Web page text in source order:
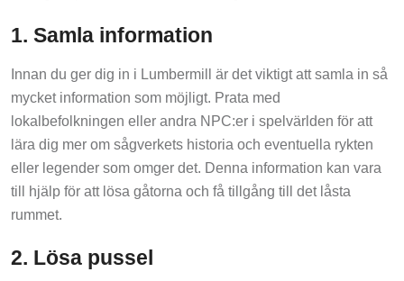
1. Samla information
Innan du ger dig in i Lumbermill är det viktigt att samla in så
mycket information som möjligt. Prata med
lokalbefolkningen eller andra NPC:er i spelvärlden för att
lära dig mer om sågverkets historia och eventuella rykten
eller legender som omger det. Denna information kan vara
till hjälp för att lösa gåtorna och få tillgång till det låsta
rummet.
2. Lösa pussel